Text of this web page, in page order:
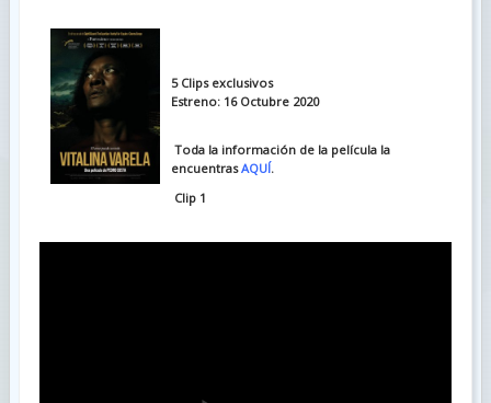
5 Clips exclusivos
Estreno: 16 Octubre 2020
Toda la información de la película la
encuentrasAQUÍ.
Clip 1